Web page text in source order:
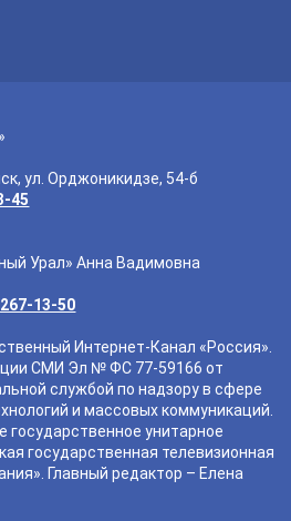
ул. Орджоникидзе, 54-б
45
Урал» Анна Вадимовна
13-50
Интернет-Канал «Россия».
СМИ Эл № ФС 77-59166 от
службой по надзору в сфере
и массовых коммуникаций.
унитарное
государственная телевизионная
Главный редактор – Елена